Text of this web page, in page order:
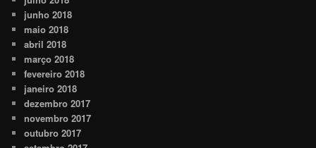
junho 2018
maio 2018
abril 2018
março 2018
fevereiro 2018
janeiro 2018
dezembro 2017
novembro 2017
outubro 2017